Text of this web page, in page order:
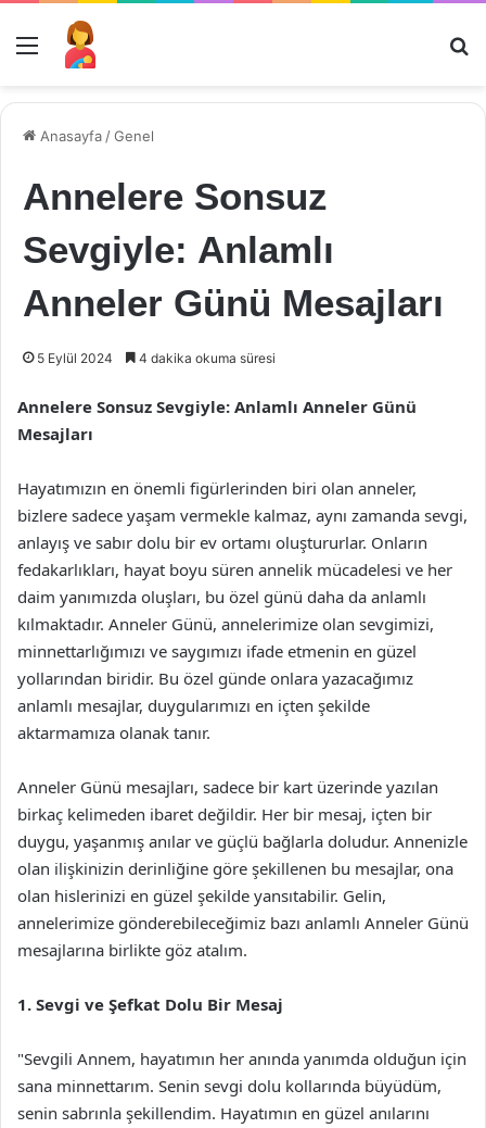
Menü
Anasayfa /Genel
Annelere Sonsuz
Sevgiyle: Anlamlı
Anneler Günü Mesajları
5 Eylül 2024 4 dakika okuma süresi
Annelere Sonsuz Sevgiyle: Anlamlı Anneler Günü
Mesajları
Hayatımızın en önemli figürlerinden biri olan anneler,
bizlere sadece yaşam vermekle kalmaz, aynı zamanda sevgi,
anlayış ve sabır dolu bir ev ortamı oluştururlar. Onların
fedakarlıkları, hayat boyu süren annelik mücadelesi ve her
daim yanımızda oluşları, bu özel günü daha da anlamlı
kılmaktadır. Anneler Günü, annelerimize olan sevgimizi,
minnettarlığımızı ve saygımızı ifade etmenin en güzel
yollarından biridir. Bu özel günde onlara yazacağımız
anlamlı mesajlar, duygularımızı en içten şekilde
aktarmamıza olanak tanır.
Anneler Günü mesajları, sadece bir kart üzerinde yazılan
birkaç kelimeden ibaret değildir. Her bir mesaj, içten bir
duygu, yaşanmış anılar ve güçlü bağlarla doludur. Annenizle
olan ilişkinizin derinliğine göre şekillenen bu mesajlar, ona
olan hislerinizi en güzel şekilde yansıtabilir. Gelin,
annelerimize gönderebileceğimiz bazı anlamlı Anneler Günü
mesajlarına birlikte göz atalım.
1. Sevgi ve Şefkat Dolu Bir Mesaj
"Sevgili Annem, hayatımın her anında yanımda olduğun için
sana minnettarım. Senin sevgi dolu kollarında büyüdüm,
senin sabrınla şekillendim. Hayatımın en güzel anılarını